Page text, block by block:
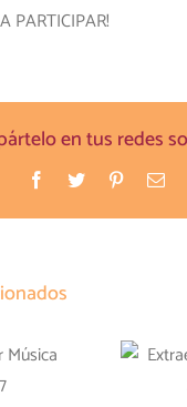
PARTICIPAR!
en tus redes
Facebook
Twitter Pinterest
27